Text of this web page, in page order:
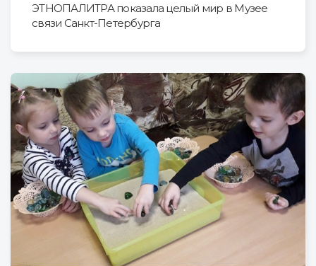
ЭТНОПАЛИТРА показала целый мир в Музее
связи Санкт-Петербурга